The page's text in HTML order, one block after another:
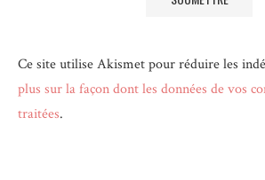
Ce site utilise Akismet pour réduire les
plus sur la façon dont les données de vos
traitées.